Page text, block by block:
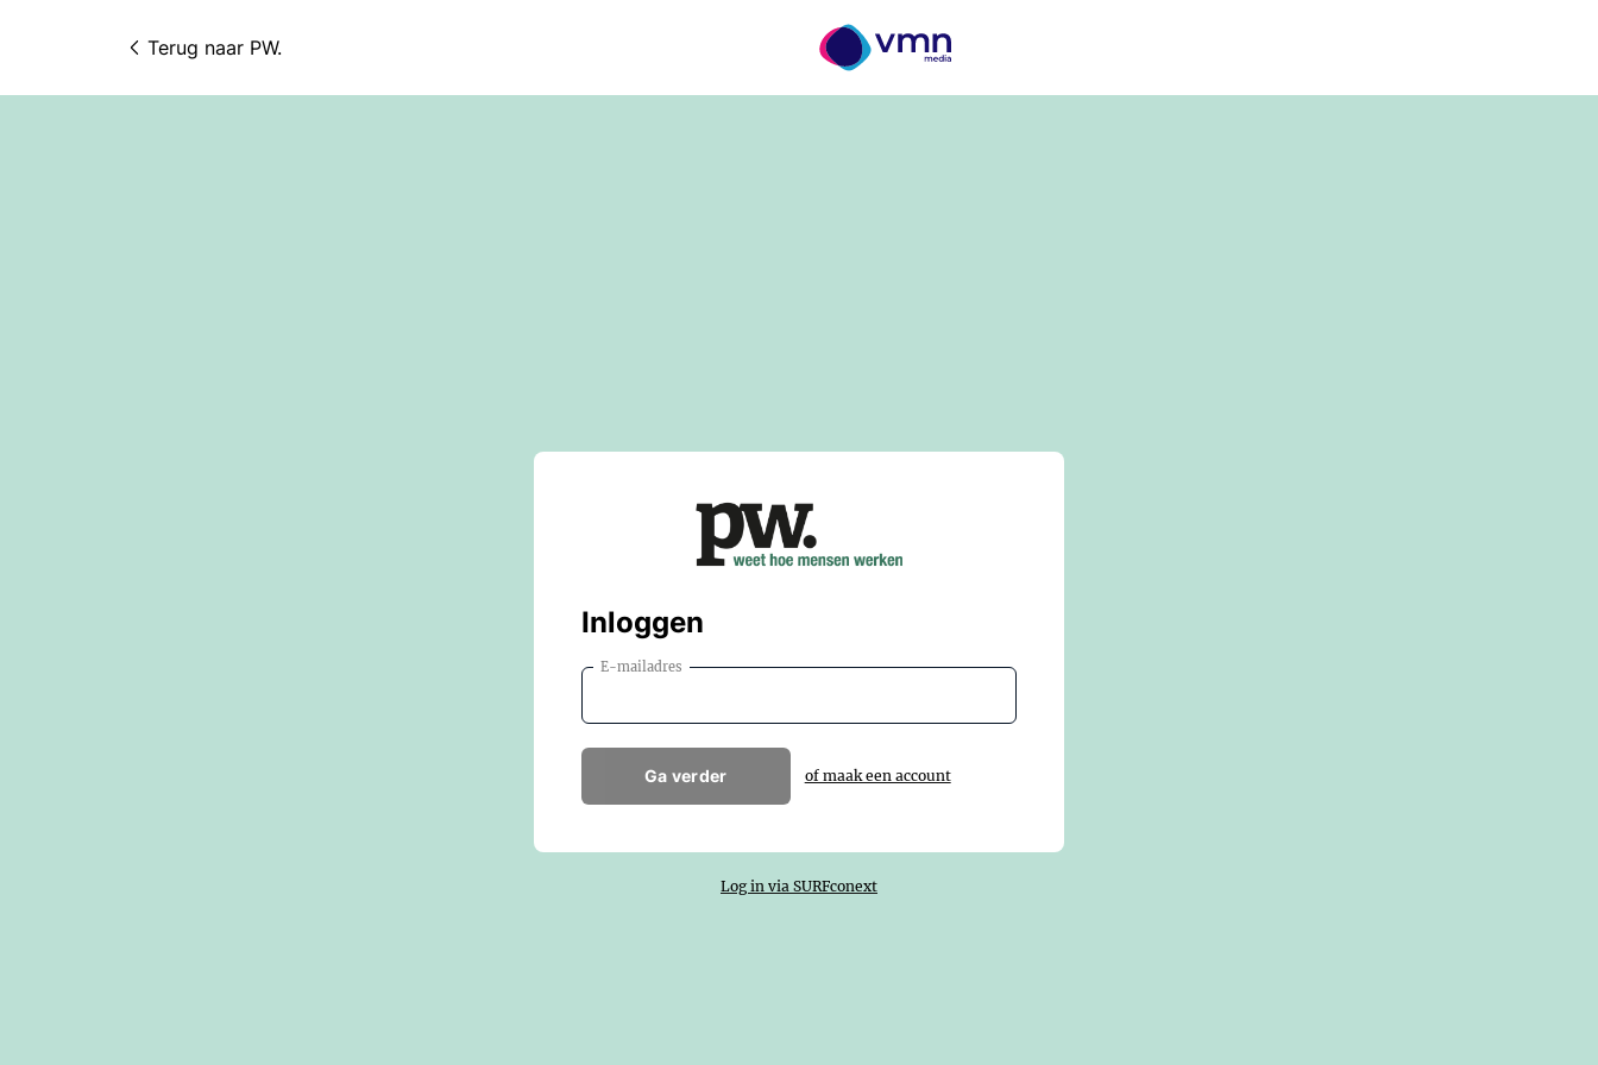
Terug naar PW.
Inloggen
E-mailadres
Ga verder of maak een account
Log in via SURFconext